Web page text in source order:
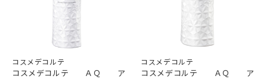
コスメデコルテ
コスメデコルテ ＡＱ ア
コスメデコルテ
コスメデコルテ ＡＱ ア